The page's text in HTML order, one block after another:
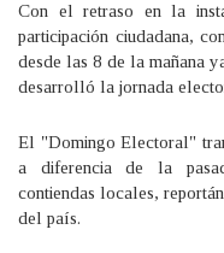
Con el retraso en la
participación ciudadana,
desde las 8 de la mañana
desarrolló la jornada
El "Domingo Electoral"
a diferencia de la
contiendas locales,
del país.